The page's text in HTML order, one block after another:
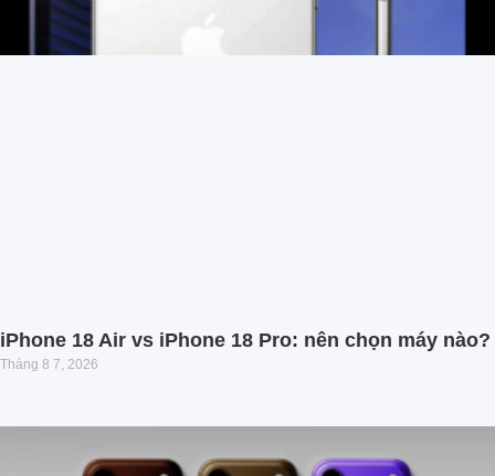
iPhone 18 Air vs iPhone 18 Pro: nên chọn máy nào?
Tháng 8 7, 2026